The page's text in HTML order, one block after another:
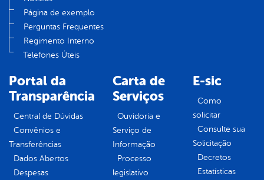
Página de exemplo
Perguntas Frequentes
Regimento Interno
Telefones Úteis
Portal da
Transparência
Central de Dúvidas
Convênios e
Transferências
Dados Abertos
Despesas
Carta de
Serviços
Ouvidoria e
Serviço de
Informação
Processo
legislativo
E-sic
Como
solicitar
Consulte sua
Solicitação
Decretos
Estatísticas